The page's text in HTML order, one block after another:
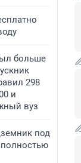
больше
298
и
вуз
под